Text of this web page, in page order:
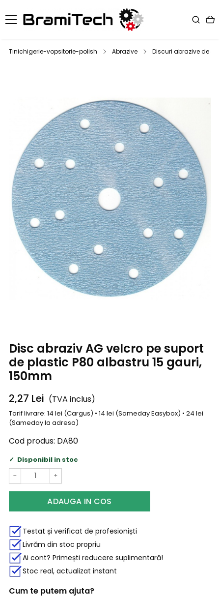
Tinichigerie-vopsitorie-polish Abrazive Discuri abrazive de
Disc abraziv AG velcro pe suport
de plastic P80 albastru 15 gauri,
150mm
2,27 Lei (TVA inclus)
Tarif livrare: 14 lei (Cargus) • 14 lei (Sameday Easybox) • 24 lei
(Sameday la adresa)
Cod produs: DA80
Disponibil in stoc
− +
ADAUGA IN COS
Testat și verificat de profesioniști
Livrăm din stoc propriu
Ai cont? Primești reducere suplimentară!
Stoc real, actualizat instant
Cum te putem ajuta?